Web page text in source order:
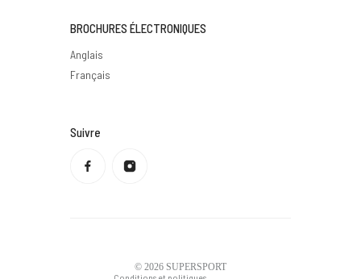
BROCHURES ÉLECTRONIQUES
Anglais
Français
Suivre
© 2026 SUPERSPORT
Politique de confidentialité
Politique de remboursement